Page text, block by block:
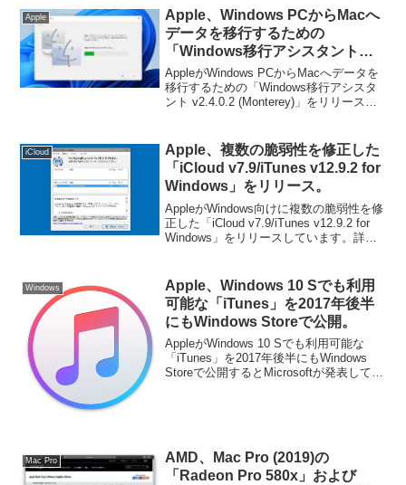
す。詳細は以下から。
Apple
Apple、Windows PCからMacへ
データを移行するための
「Windows移行アシスタント
v2.4.0.2 (Monterey)」をリリー
ス。
AppleがWindows PCからMacへデータを
移行するための「Windows移行アシスタ
ント v2.4.0.2 (Monterey)」をリリースし
iCloud
Apple、複数の脆弱性を修正した
「iCloud v7.9/iTunes v12.9.2 for
Windows」をリリース。
AppleがWindows向けに複数の脆弱性を修
正した「iCloud v7.9/iTunes v12.9.2 for
Windows」をリリースしています。詳細
Windows
Apple、Windows 10 Sでも利用
可能な「iTunes」を2017年後半
にもWindows Storeで公開。
AppleがWindows 10 Sでも利用可能な
「iTunes」を2017年後半にもWindows
Storeで公開するとMicrosoftが発表してい
Mac Pro
AMD、Mac Pro (2019)の
「Radeon Pro 580x」および